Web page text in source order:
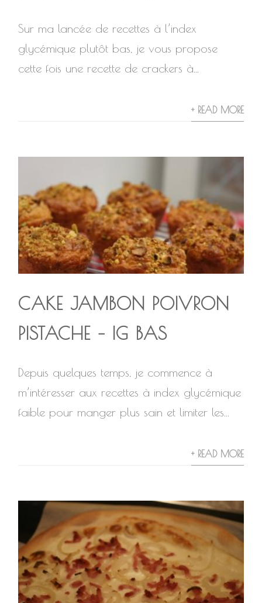
Sur ma lancée de recettes à l’index
glycémique plutôt bas, je vous propose
cette fois une recette de crackers à...
+ READ MORE
CAKE JAMBON POIVRON
PISTACHE – IG BAS
Depuis quelques temps, je commence à
m’intéresser aux recettes à index glycémique
faible pour manger plus sain et limiter les...
+ READ MORE